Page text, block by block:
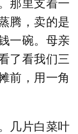
那里支着一
腾，卖的是
一碗。母亲
了看我们三
前，用一角
几片白菜叶